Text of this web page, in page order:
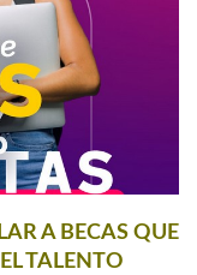
A BECAS QUE
TALENTO